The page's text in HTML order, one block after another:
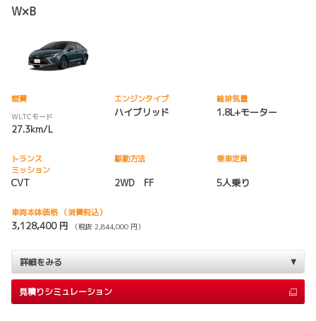
W×B
燃費
WLTCモード
27.3km/L
エンジンタイプ
ハイブリッド
総排気量
1.8L+モーター
トランス
ミッション
CVT
駆動方法
2WD FF
乗車定員
5人乗り
車両本体価格 （消費税込）
3,128,400 円 （税抜 2,844,000 円）
詳細をみる
見積りシミュレーション